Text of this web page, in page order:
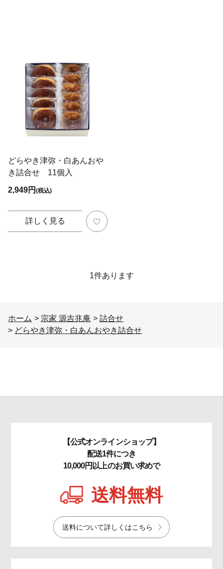
どらやき津弥・白あんおや
き詰合せ 11個入
2,949円(税込)
詳しく見る
1件あります
ホーム >宗家 源吉兆庵 >詰合せ
> どらやき津弥・白あんおやき詰合せ
【公式オンラインショップ】
配送1件につき
10,000円以上のお買い求めで
送料無料
送料について詳しくはこちら